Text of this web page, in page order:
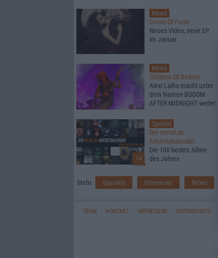
News
Circus Of Fools
Neues Video, neue EP
im Januar
News
Children Of Bodom
Alexi Laiho macht unter
dem Namen BODOM
AFTER MIDNIGHT weiter
14
Special
Der metal.de-
Adventskalender
Die 100 besten Alben
des Jahres
Mehr Specials Interviews News
TEAM KONTAKT IMPRESSUM DATENSCHUTZ